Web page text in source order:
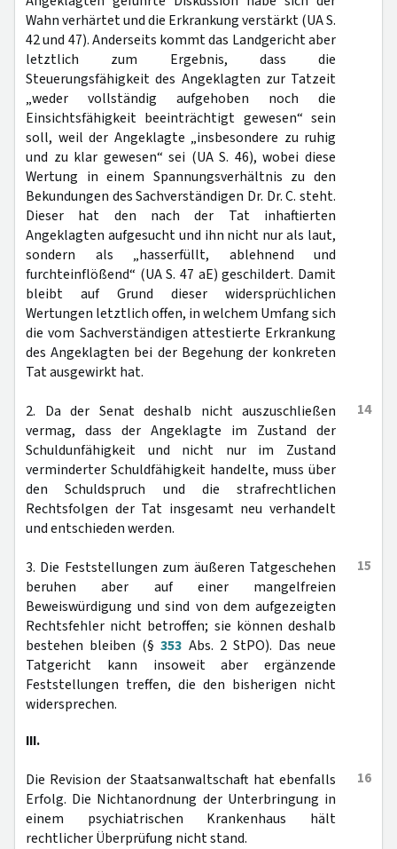
Wahn verhärtet und die Erkrankung verstärkt (UA S.
42 und 47). Anderseits kommt das Landgericht aber
letztlich zum Ergebnis, dass die
Steuerungsfähigkeit des Angeklagten zur Tatzeit
„weder vollständig aufgehoben noch die
Einsichtsfähigkeit beeinträchtigt gewesen“ sein
soll, weil der Angeklagte „insbesondere zu ruhig
und zu klar gewesen“ sei (UA S. 46), wobei diese
Wertung in einem Spannungsverhältnis zu den
Bekundungen des Sachverständigen Dr. Dr. C. steht.
Dieser hat den nach der Tat inhaftierten
Angeklagten aufgesucht und ihn nicht nur als laut,
sondern als „hasserfüllt, ablehnend und
furchteinflößend“ (UA S. 47 aE) geschildert. Damit
bleibt auf Grund dieser widersprüchlichen
Wertungen letztlich offen, in welchem Umfang sich
die vom Sachverständigen attestierte Erkrankung
des Angeklagten bei der Begehung der konkreten
Tat ausgewirkt hat.
14
2. Da der Senat deshalb nicht auszuschließen
vermag, dass der Angeklagte im Zustand der
Schuldunfähigkeit und nicht nur im Zustand
verminderter Schuldfähigkeit handelte, muss über
den Schuldspruch und die strafrechtlichen
Rechtsfolgen der Tat insgesamt neu verhandelt
und entschieden werden.
15
3. Die Feststellungen zum äußeren Tatgeschehen
beruhen aber auf einer mangelfreien
Beweiswürdigung und sind von dem aufgezeigten
Rechtsfehler nicht betroffen; sie können deshalb
bestehen bleiben (§353 Abs. 2 StPO). Das neue
Tatgericht kann insoweit aber ergänzende
Feststellungen treffen, die den bisherigen nicht
widersprechen.
III.
16
Die Revision der Staatsanwaltschaft hat ebenfalls
Erfolg. Die Nichtanordnung der Unterbringung in
einem psychiatrischen Krankenhaus hält
rechtlicher Überprüfung nicht stand.